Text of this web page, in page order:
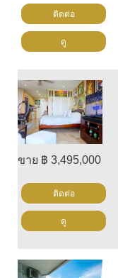
ติดต่อ
ดู
ขาย ฿ 3,495,000
ติดต่อ
ดู